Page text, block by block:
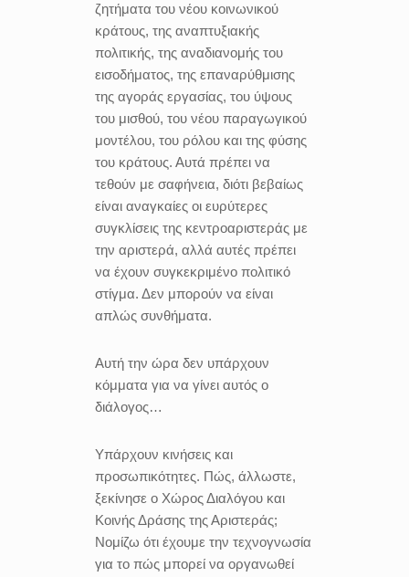
ζητήματα του νέου κοινωνικού
κράτους, της αναπτυξιακής
πολιτικής, της αναδιανομής του
εισοδήματος, της επαναρύθμισης
της αγοράς εργασίας, του ύψους
του μισθού, του νέου παραγωγικού
μοντέλου, του ρόλου και της φύσης
του κράτους. Αυτά πρέπει να
τεθούν με σαφήνεια, διότι βεβαίως
είναι αναγκαίες οι ευρύτερες
συγκλίσεις της κεντροαριστεράς με
την αριστερά, αλλά αυτές πρέπει
να έχουν συγκεκριμένο πολιτικό
στίγμα. Δεν μπορούν να είναι
απλώς συνθήματα.
Αυτή την ώρα δεν υπάρχουν
κόμματα για να γίνει αυτός ο
διάλογος…
Υπάρχουν κινήσεις και
προσωπικότητες. Πώς, άλλωστε,
ξεκίνησε ο Χώρος Διαλόγου και
Κοινής Δράσης της Αριστεράς;
Νομίζω ότι έχουμε την τεχνογνωσία
για το πώς μπορεί να οργανωθεί